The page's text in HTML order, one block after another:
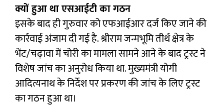
क्यों हुआ था एसआईटी का गठन
इसके बाद ही गुरुवार को एफआईआर दर्ज किए जाने की
कार्रवाई अंजाम दी गई है. श्रीराम जन्मभूमि तीर्थ क्षेत्र के
भेंट/चढ़ावा में चोरी का मामला सामने आने के बाद ट्रस्ट ने
विशेष जांच का अनुरोध किया था. मुख्यमंत्री योगी
आदित्यनाथ के निर्देश पर प्रकरण की जांच के लिए ट्रस्ट
का गठन हुआ था।